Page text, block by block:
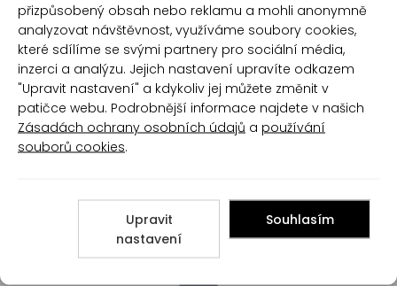
Produkt zatím nemá žádné hodnocení,buďte
první, kdo produkt ohodnotí!
Přidat hodnocení
Poradna
přizpůsobený obsah nebo reklamu a mohli anonymně
analyzovat návštěvnost, využíváme soubory cookies,
které sdílíme se svými partnery pro sociální média,
inzerci a analýzu. Jejich nastavení upravíte odkazem
"Upravit nastavení" a kdykoliv jej můžete změnit v
patičce webu. Podrobnější informace najdete v našich
Zásadách ochrany osobních údajů a používání
souborů cookies.
Upravit
nastavení
Souhlasím